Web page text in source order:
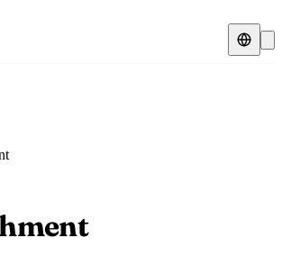
Uni
e-commerce
Amazon